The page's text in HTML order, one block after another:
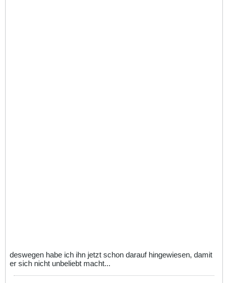
deswegen habe ich ihn jetzt schon darauf hingewiesen, damit
er sich nicht unbeliebt macht...